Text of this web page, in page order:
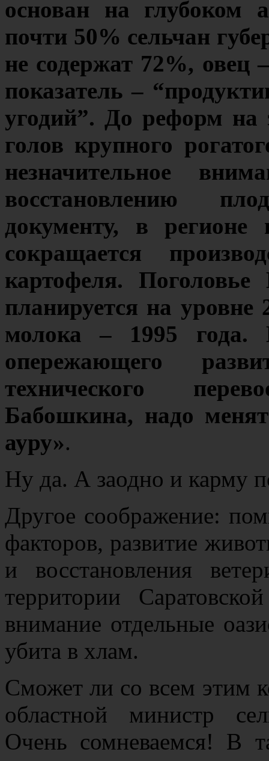
основан на глубоком
почти 50% сельчан
не содержат 72%, овец
показатель –
угодий”. До реформ на
голов крупного
незначительное
восстановлению
документу, в
сокращается
картофеля.
планируется на уровне
молока – 1995 года.
опережающего
технического
Бабошкина, надо
ауру».
Ну да. А заодно и карму
Другое соображение:
факторов, развитие
и восстановления
территории
внимание отдельные
убита в хлам.
Сможет ли со всем этим
областной министр
Очень сомневаемся! В